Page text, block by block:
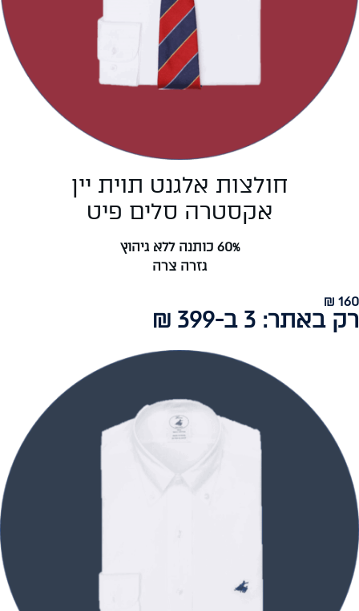
חולצות אלגנט תוית יין
אקסטרה סלים פיט
60% כותנה ללא גיהוץ
גזרה צרה
160 ₪
רק באתר: 3 ב-399 ₪